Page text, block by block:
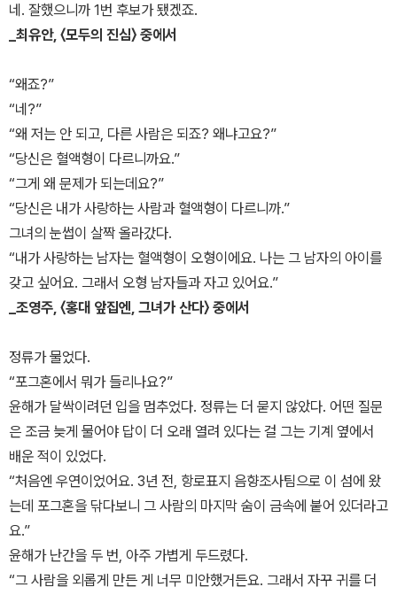
네. 잘했으니까 1번 후보가 됐겠죠.
_최유안, 〈모두의 진심〉 중에서
“왜죠?”
“네?”
“왜 저는 안 되고, 다른 사람은 되죠? 왜냐고요?”
“당신은 혈액형이 다르니까요.”
“그게 왜 문제가 되는데요?”
“당신은 내가 사랑하는 사람과 혈액형이 다르니까.”
그녀의 눈썹이 살짝 올라갔다.
“내가 사랑하는 남자는 혈액형이 오형이에요. 나는 그 남자의 아이를
갖고 싶어요. 그래서 오형 남자들과 자고 있어요.”
_조영주, 〈홍대 앞집엔, 그녀가 산다〉 중에서
정류가 물었다.
“포그혼에서 뭐가 들리나요?”
윤해가 달싹이려던 입을 멈추었다. 정류는 더 묻지 않았다. 어떤 질문
은 조금 늦게 물어야 답이 더 오래 열려 있다는 걸 그는 기계 옆에서
배운 적이 있었다.
“처음엔 우연이었어요. 3년 전, 항로표지 음향조사팀으로 이 섬에 왔
는데 포그혼을 닦다보니 그 사람의 마지막 숨이 금속에 붙어 있더라고
요.”
윤해가 난간을 두 번, 아주 가볍게 두드렸다.
“그 사람을 외롭게 만든 게 너무 미안했거든요. 그래서 자꾸 귀를 더